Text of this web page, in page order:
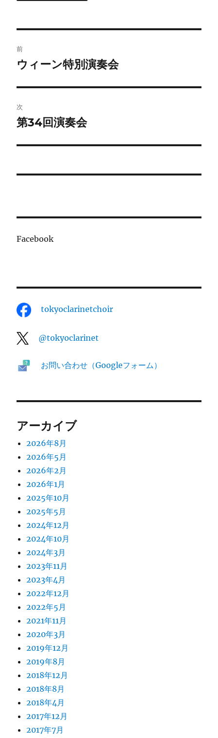
稿
ビ
ゲ
ー
前
前
投
稿:
ウィーン特別演奏会
次
次
投
第34回演奏会
Facebook
tokyoclarinetchoir
@tokyoclarinet
お問い合わせ（Googleフォーム）
アーカイブ
2026年8月
2026年5月
2026年2月
2026年1月
2025年10月
2025年5月
2024年12月
2024年10月
2024年3月
2023年11月
2023年4月
2022年12月
2022年5月
2021年11月
2020年3月
2019年12月
2019年8月
2018年12月
2018年8月
2018年4月
2017年12月
2017年7月